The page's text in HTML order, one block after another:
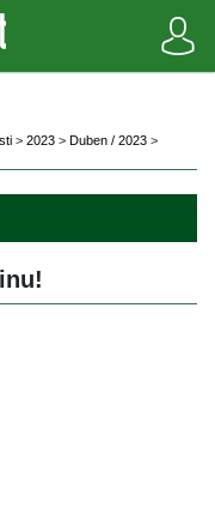
> 2023 > Duben / 2023 >